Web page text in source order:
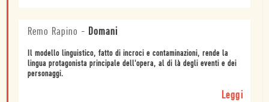
Remo Rapino - Domani
Il modello linguistico, fatto di incroci e contaminazioni, rende la
lingua protagonista principale dell'opera, al di là degli eventi e dei
personaggi.
Leggi